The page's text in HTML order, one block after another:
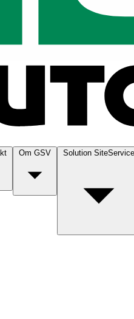
Om GSV Solution SiteService